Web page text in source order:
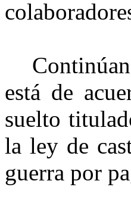
Continúan
está de
suelto
la ley de
guerra por